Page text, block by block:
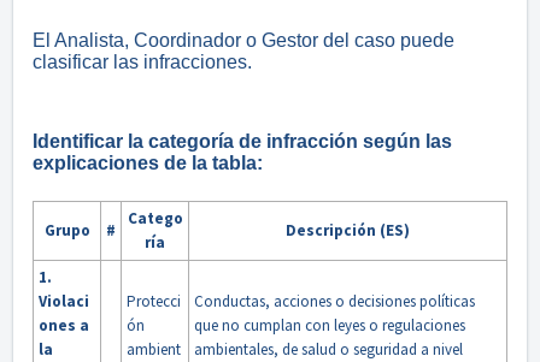
El Analista, Coordinador o Gestor del caso puede
clasificar las infracciones.
Identificar la categoría de infracción según las
explicaciones de la tabla:
Grupo #
Catego
ría
Descripción (ES)
1.
Violaci
ones a
la
Protecci
ón
ambient
Conductas, acciones o decisiones políticas
que no cumplan con leyes o regulaciones
ambientales, de salud o seguridad a nivel